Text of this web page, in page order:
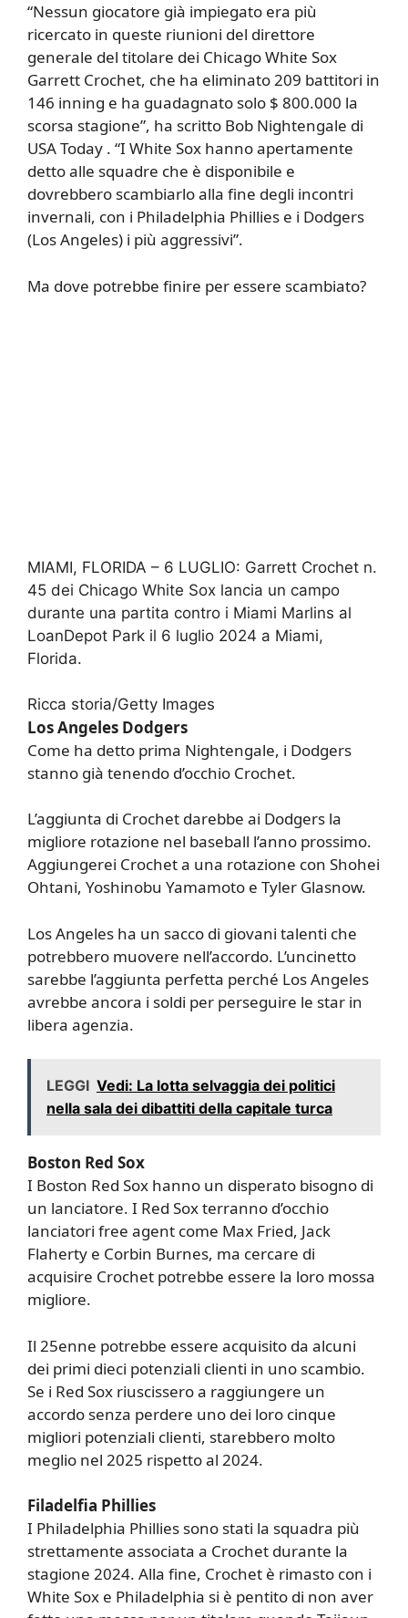
“Nessun giocatore già impiegato era più
ricercato in queste riunioni del direttore
generale del titolare dei Chicago White Sox
Garrett Crochet, che ha eliminato 209 battitori in
146 inning e ha guadagnato solo $ 800.000 la
scorsa stagione”, ha scritto Bob Nightengale di
USA Today . “I White Sox hanno apertamente
detto alle squadre che è disponibile e
dovrebbero scambiarlo alla fine degli incontri
invernali, con i Philadelphia Phillies e i Dodgers
(Los Angeles) i più aggressivi”.
Ma dove potrebbe finire per essere scambiato?
MIAMI, FLORIDA – 6 LUGLIO: Garrett Crochet n.
45 dei Chicago White Sox lancia un campo
durante una partita contro i Miami Marlins al
LoanDepot Park il 6 luglio 2024 a Miami,
Florida.
Ricca storia/Getty Images
Los Angeles Dodgers
Come ha detto prima Nightengale, i Dodgers
stanno già tenendo d’occhio Crochet.
L’aggiunta di Crochet darebbe ai Dodgers la
migliore rotazione nel baseball l’anno prossimo.
Aggiungerei Crochet a una rotazione con Shohei
Ohtani, Yoshinobu Yamamoto e Tyler Glasnow.
Los Angeles ha un sacco di giovani talenti che
potrebbero muovere nell’accordo. L’uncinetto
sarebbe l’aggiunta perfetta perché Los Angeles
avrebbe ancora i soldi per perseguire le star in
libera agenzia.
LEGGI Vedi: La lotta selvaggia dei politici
nella sala dei dibattiti della capitale turca
Boston Red Sox
I Boston Red Sox hanno un disperato bisogno di
un lanciatore. I Red Sox terranno d’occhio
lanciatori free agent come Max Fried, Jack
Flaherty e Corbin Burnes, ma cercare di
acquisire Crochet potrebbe essere la loro mossa
migliore.
Il 25enne potrebbe essere acquisito da alcuni
dei primi dieci potenziali clienti in uno scambio.
Se i Red Sox riuscissero a raggiungere un
accordo senza perdere uno dei loro cinque
migliori potenziali clienti, starebbero molto
meglio nel 2025 rispetto al 2024.
Filadelfia Phillies
I Philadelphia Phillies sono stati la squadra più
strettamente associata a Crochet durante la
stagione 2024. Alla fine, Crochet è rimasto con i
White Sox e Philadelphia si è pentito di non aver